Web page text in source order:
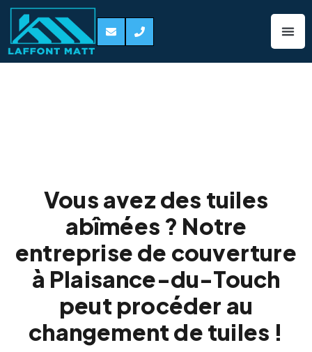
Vous avez des tuiles
abîmées ? Notre
entreprise de couverture
à Plaisance-du-Touch
peut procéder au
changement de tuiles !